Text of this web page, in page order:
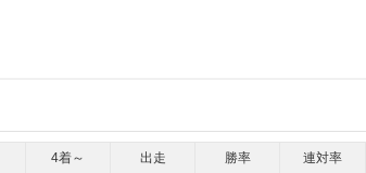
4着～ 出走 勝率 連対率